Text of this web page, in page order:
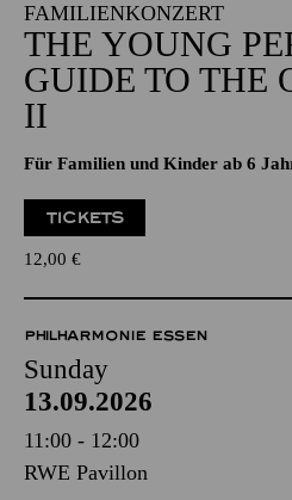
FAMILIENKONZERT
THE YOUNG
GUIDE TO THE
II
Für Familien und Kinder ab 6
TICKETS
12,00 €
PHILHARMONIE ESSEN
Sunday
13.09.2026
11:00 - 12:00
RWE Pavillon